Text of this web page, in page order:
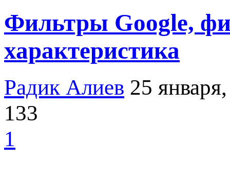
Фильтры Google,
характеристика
Радик Алиев 25
133
1